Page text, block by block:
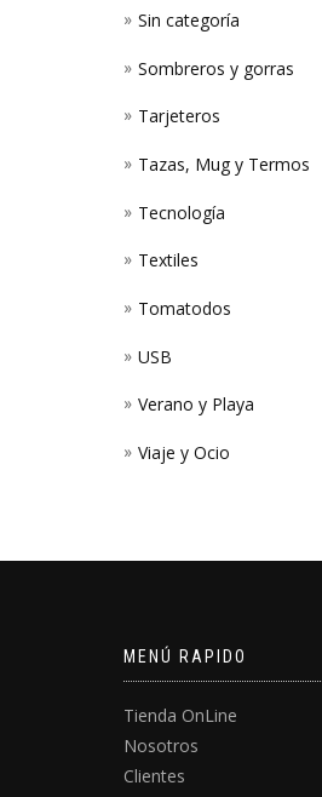
Sin categoría
Sombreros y gorras
Tarjeteros
Tazas, Mug y Termos
Tecnología
Textiles
Tomatodos
USB
Verano y Playa
Viaje y Ocio
MENÚ RAPIDO
Tienda OnLine
Nosotros
Clientes